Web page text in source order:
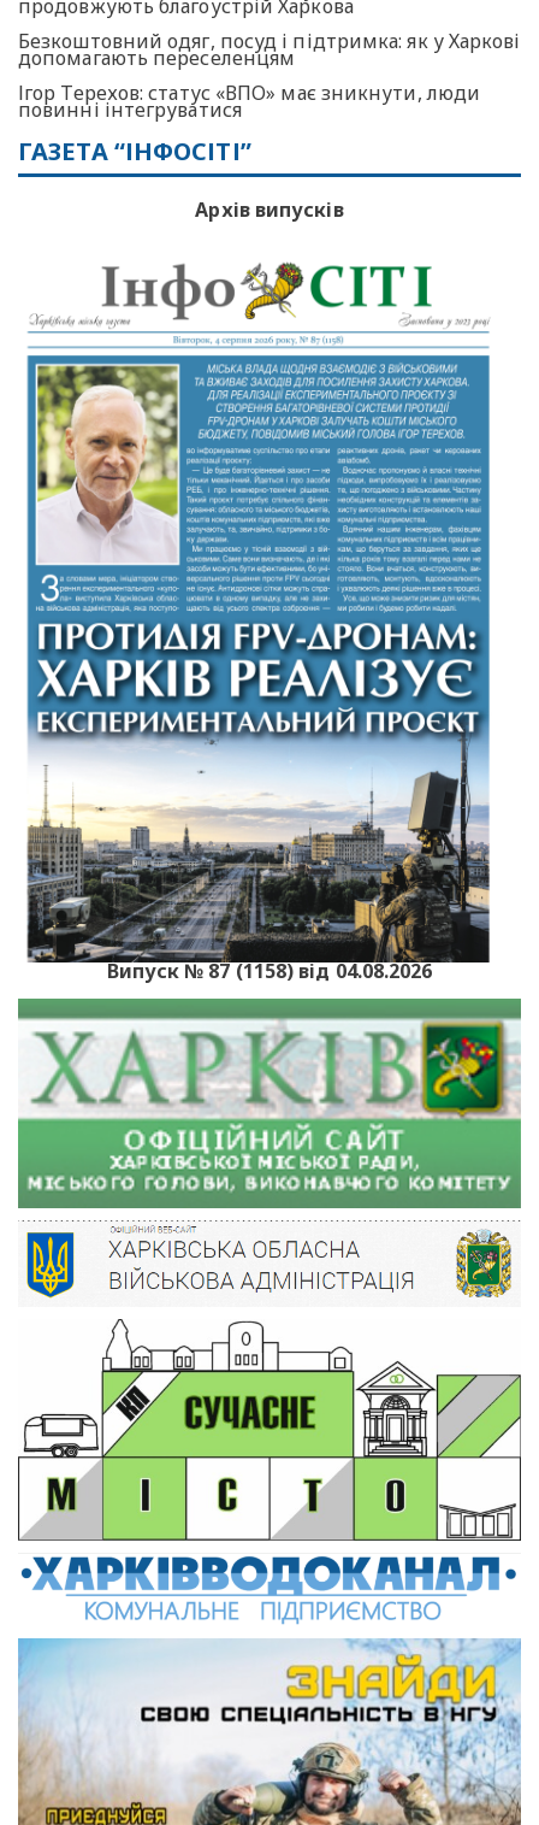
продовжують благоустрій Харкова
Безкоштовний одяг, посуд і підтримка: як у Харкові
допомагають переселенцям
Ігор Терехов: статус «ВПО» має зникнути, люди
повинні інтегруватися
ГАЗЕТА “ІНФОСІТІ”
Архів випусків
Випуск № 87 (1158) від 04.08.2026